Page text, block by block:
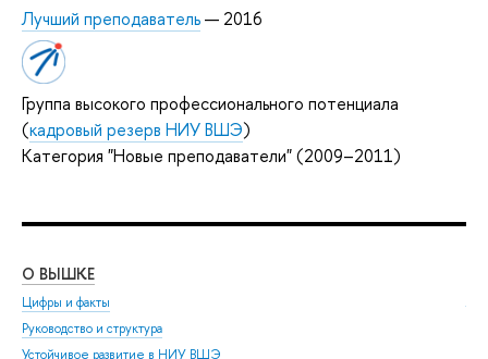
Лучший преподаватель— 2016
Группа высокого профессионального потенциала
(кадровый резерв НИУ ВШЭ)
Категория "Новые преподаватели" (2009–2011)
О ВЫШКЕ
Цифры и факты
Руководство и структура
Устойчивое развитие в НИУ ВШЭ